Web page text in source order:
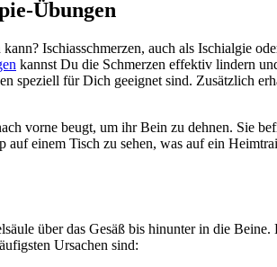
Übungen
Ischiasschmerzen, auch als Ischialgie
kannst Du die Schmerzen effektiv lindern
speziell für Dich geeignet sind. Zusätzlich
über das Gesäß bis hinunter in die
Ursachen sind: